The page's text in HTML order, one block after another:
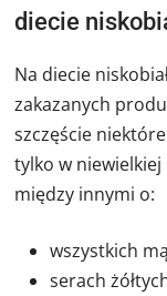
diecie
Na diecie
zakazanych
szczęście
tylko w niewielkiej
między innymi o:
wszystkich
serach